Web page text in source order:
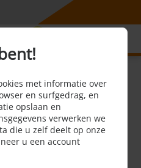
is het slim?
is het
met informatie over
en surfgedrag, en
opslaan en
verwerken we
die u zelf deelt op onze
u een account